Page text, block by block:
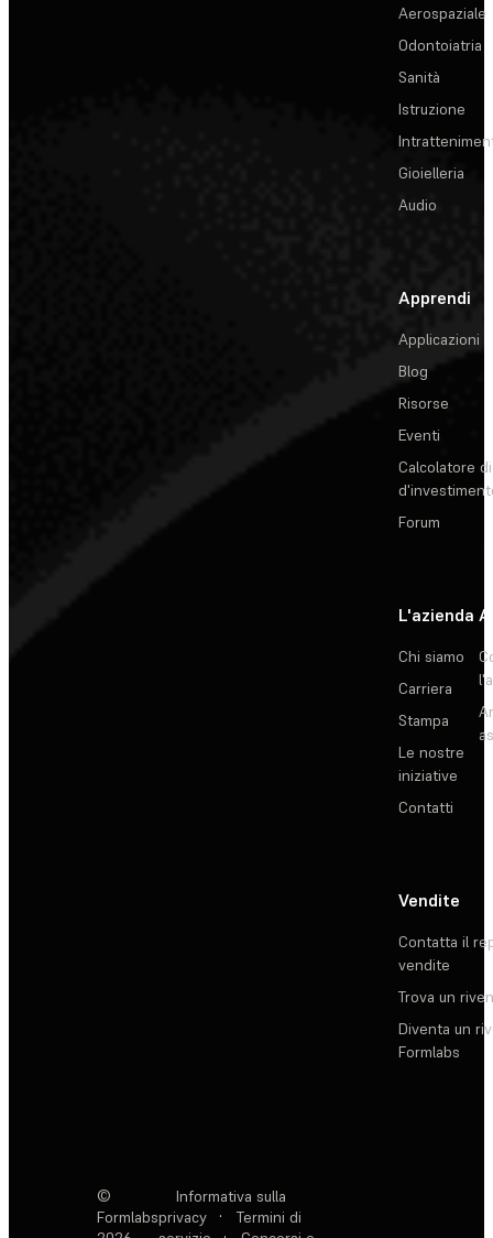
Aerospaziale
Odontoiatria
Sanità
Istruzione
Gioielleria
Audio
Apprendi
Applicazioni
Blog
Risorse
Eventi
Calcolatore
Forum
L'azienda
Chi siamo
Carriera
Stampa
Le nostre
iniziative
Contatti
Vendite
Contatta il
vendite
Trova un
Diventa un
Formlabs
©
Formlabs
Informativa sulla
privacy
·
Termini di